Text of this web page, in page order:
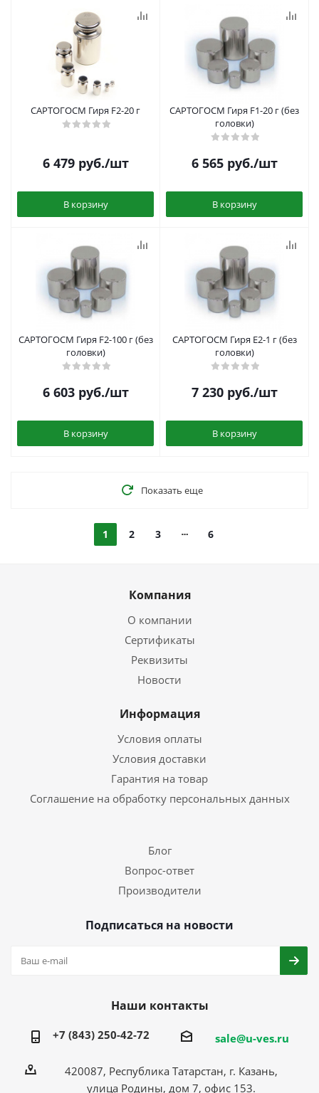
САРТОГОСМ Гиря F2-20 г
6 479руб./шт
В корзину
САРТОГОСМ Гиря F1-20 г (без
головки)
6 565руб./шт
В корзину
САРТОГОСМ Гиря F2-100 г (без
головки)
6 603руб./шт
В корзину
САРТОГОСМ Гиря E2-1 г (без
головки)
7 230руб./шт
В корзину
Показать еще
1 2 3 6
Компания
О компании
Сертификаты
Реквизиты
Новости
Информация
Условия оплаты
Условия доставки
Гарантия на товар
Соглашение на обработку персональных данных
Блог
Вопрос-ответ
Производители
Подписаться на новости
Наши контакты
+7 (843) 250-42-72 sale@u-ves.ru
420087, Республика Татарстан, г. Казань,
улица Родины, дом 7, офис 153.